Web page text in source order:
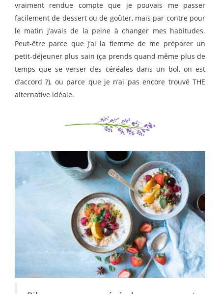
vraiment rendue compte que je pouvais me passer
facilement de dessert ou de goûter, mais par contre pour
le matin j’avais de la peine à changer mes habitudes.
Peut-être parce que j’ai la flemme de me préparer un
petit-déjeuner plus sain (ça prends quand même plus de
temps que se verser des céréales dans un bol, on est
d’accord ?), ou parce que je n’ai pas encore trouvé THE
alternative idéale.